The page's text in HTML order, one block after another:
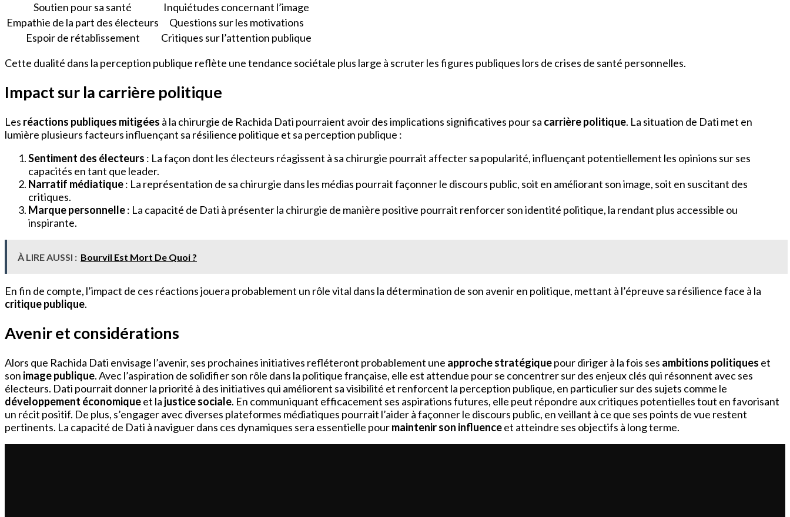
Soutien pour sa santé
Inquiétudes concernant l’image
Empathie de la part des électeurs
Questions sur les motivations
Espoir de rétablissement
Critiques sur l’attention publique
Cette dualité dans la perception publique reflète une tendance sociétale plus large à scruter les figures publiques lors de crises de santé personnelles.
Impact sur la carrière politique
Les réactions publiques mitigées à la chirurgie de Rachida Dati pourraient avoir des implications significatives pour sa carrière politique. La situation de Dati met en
lumière plusieurs facteurs influençant sa résilience politique et sa perception publique :
Sentiment des électeurs : La façon dont les électeurs réagissent à sa chirurgie pourrait affecter sa popularité, influençant potentiellement les opinions sur ses
capacités en tant que leader.
Narratif médiatique: La représentation de sa chirurgie dans les médias pourrait façonner le discours public, soit en améliorant son image, soit en suscitant des
critiques.
Marque personnelle: La capacité de Dati à présenter la chirurgie de manière positive pourrait renforcer son identité politique, la rendant plus accessible ou
inspirante.
À LIRE AUSSI : Bourvil Est Mort De Quoi ?
En fin de compte, l’impact de ces réactions jouera probablement un rôle vital dans la détermination de son avenir en politique, mettant à l’épreuve sa résilience face à la
critique publique.
Avenir et considérations
Alors que Rachida Dati envisage l’avenir, ses prochaines initiatives refléteront probablement une approche stratégiquepour diriger à la fois ses ambitions politiques et
son image publique. Avec l’aspiration de solidifier son rôle dans la politique française, elle est attendue pour se concentrer sur des enjeux clés qui résonnent avec ses
électeurs. Dati pourrait donner la priorité à des initiatives qui améliorent sa visibilité et renforcent la perception publique, en particulier sur des sujets comme le
développement économiqueet la justice sociale. En communiquant efficacement ses aspirations futures, elle peut répondre aux critiques potentielles tout en favorisant
un récit positif. De plus, s’engager avec diverses plateformes médiatiques pourrait l’aider à façonner le discours public, en veillant à ce que ses points de vue restent
pertinents. La capacité de Dati à naviguer dans ces dynamiques sera essentielle pourmaintenir son influenceet atteindre ses objectifs à long terme.